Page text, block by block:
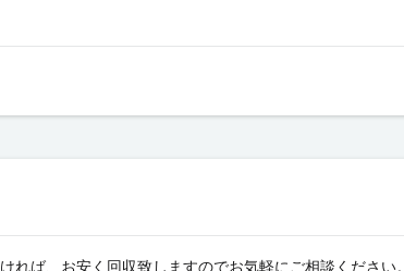
ば、お安く回収致しますのでお気軽にご相談ください。